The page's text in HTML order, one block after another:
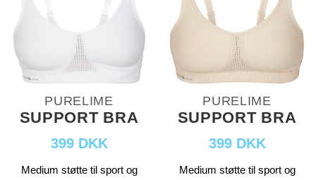
PURELIME
SUPPORT BRA
399 DKK
Medium støtte til sport og
PURELIME
SUPPORT BRA
399 DKK
Medium støtte til sport og